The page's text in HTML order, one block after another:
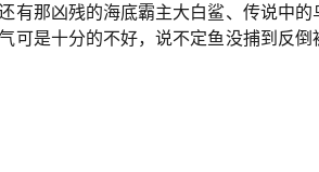
有那凶残的海底霸主大白鲨、传说中的
可是十分的不好，说不定鱼没捕到反倒